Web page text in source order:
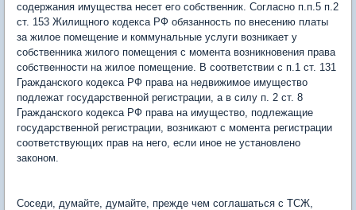
содержания имущества несет его собственник. Согласно п.п.5 п.2
ст. 153 Жилищного кодекса РФ обязанность по внесению платы
за жилое помещение и коммунальные услуги возникает у
собственника жилого помещения с момента возникновения права
собственности на жилое помещение. В соответствии с п.1 ст. 131
Гражданского кодекса РФ права на недвижимое имущество
подлежат государственной регистрации, а в силу п. 2 ст. 8
Гражданского кодекса РФ права на имущество, подлежащие
государственной регистрации, возникают с момента регистрации
соответствующих прав на него, если иное не установлено
законом.
Соседи, думайте, думайте, прежде чем соглашаться с ТСЖ,